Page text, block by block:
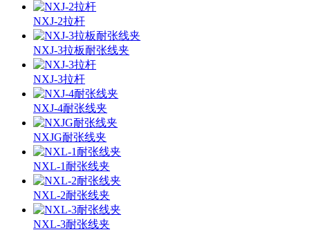
NXJ-2拉杆
NXJ-3拉板耐张线夹
NXJ-3拉杆
NXJ-4耐张线夹
NXJG耐张线夹
NXL-1耐张线夹
NXL-2耐张线夹
NXL-3耐张线夹